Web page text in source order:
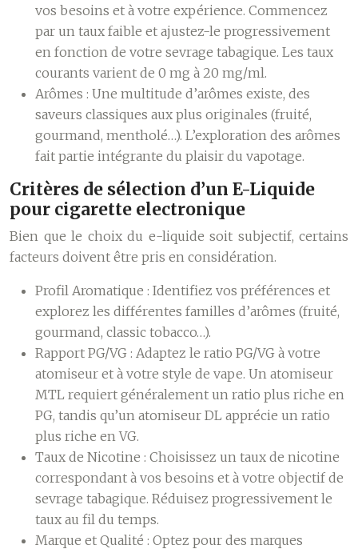
vos besoins et à votre expérience. Commencez
par un taux faible et ajustez-le progressivement
en fonction de votre sevrage tabagique. Les taux
courants varient de 0 mg à 20 mg/ml.
Arômes : Une multitude d’arômes existe, des
saveurs classiques aux plus originales (fruité,
gourmand, mentholé…). L’exploration des arômes
fait partie intégrante du plaisir du vapotage.
Critères de sélection d’un E-Liquide
pour cigarette electronique
Bien que le choix du e-liquide soit subjectif, certains
facteurs doivent être pris en considération.
Profil Aromatique : Identifiez vos préférences et
explorez les différentes familles d’arômes (fruité,
gourmand, classic tobacco…).
Rapport PG/VG : Adaptez le ratio PG/VG à votre
atomiseur et à votre style de vape. Un atomiseur
MTL requiert généralement un ratio plus riche en
PG, tandis qu’un atomiseur DL apprécie un ratio
plus riche en VG.
Taux de Nicotine : Choisissez un taux de nicotine
correspondant à vos besoins et à votre objectif de
sevrage tabagique. Réduisez progressivement le
taux au fil du temps.
Marque et Qualité : Optez pour des marques